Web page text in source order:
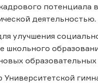
деятельностью.
улучшения
школьного
Университетской